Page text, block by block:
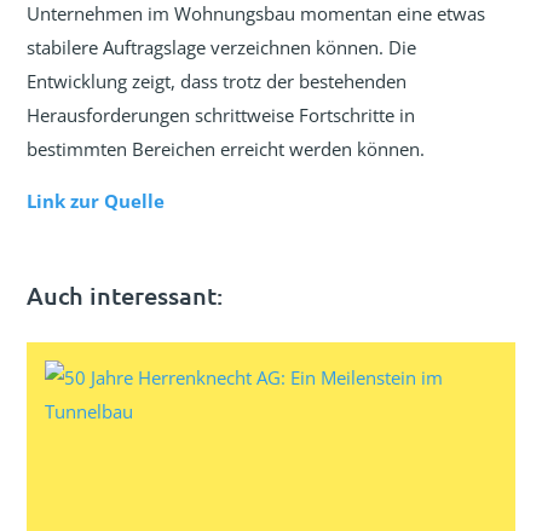
Unternehmen im Wohnungsbau momentan eine etwas
stabilere Auftragslage verzeichnen können. Die
Entwicklung zeigt, dass trotz der bestehenden
Herausforderungen schrittweise Fortschritte in
bestimmten Bereichen erreicht werden können.
Link zur Quelle
Auch interessant: